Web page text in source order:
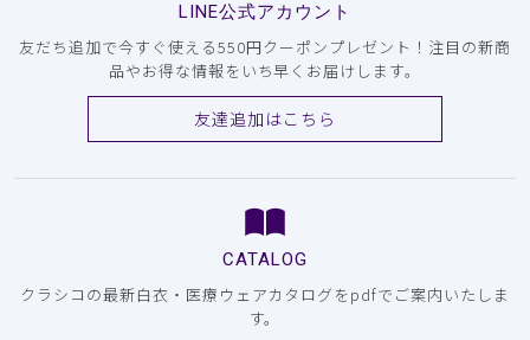
LINE公式アカウント
友だち追加で今すぐ使える550円クーポンプレゼント！注目の新商
品やお得な情報をいち早くお届けします。
友達追加はこちら
CATALOG
クラシコの最新白衣・医療ウェアカタログをpdfでご案内いたしま
す。